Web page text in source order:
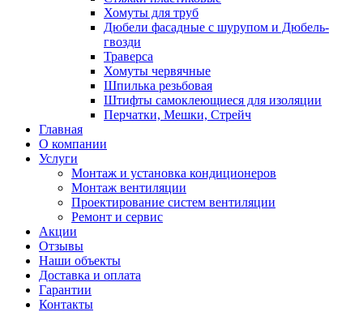
Хомуты для труб
Дюбели фасадные с шурупом и Дюбель-
гвозди
Траверса
Хомуты червячные
Шпилька резьбовая
Штифты самоклеющиеся для изоляции
Перчатки, Мешки, Стрейч
Главная
О компании
Услуги
Монтаж и установка кондиционеров
Монтаж вентиляции
Проектирование систем вентиляции
Ремонт и сервис
Акции
Отзывы
Наши объекты
Доставка и оплата
Гарантии
Контакты